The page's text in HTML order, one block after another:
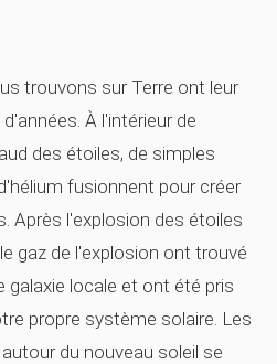
trouvons sur Terre ont leur
À l'intérieur de
des étoiles, de simples
fusionnent pour créer
Après l'explosion des étoiles
gaz de l'explosion ont trouvé
galaxie locale et ont été pris
propre système solaire. Les
du nouveau soleil se